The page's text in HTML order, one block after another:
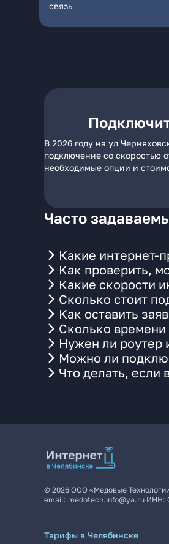
связь
В 2026 году на ул
подключение со скоростью
необходимые опции и
Часто
Какие интернет-
Как проверить,
Какие скорости
Сколько стоит
Как оставить
Сколько времени
Нужен ли роутер
Можно ли
Что делать, если
© 2026 ООО «Медовые
email: medotech.info@ya.ru ИНН:
Тарифы в Челябинске